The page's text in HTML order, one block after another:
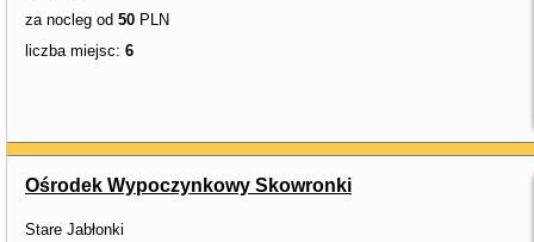
za nocleg od 50 PLN
liczba miejsc: 6
Ośrodek Wypoczynkowy Skowronki
Stare Jabłonki